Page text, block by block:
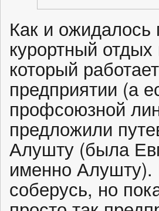
Как и ожидалось
курортный
который
предприятии (а
профсоюзной
предложили
Алушту (была
именно
соберусь, но